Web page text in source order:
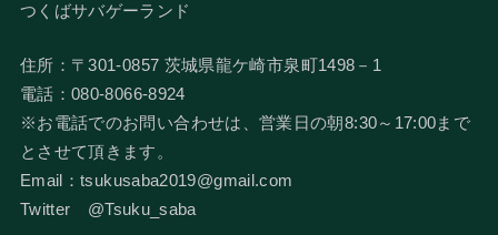
つくばサバゲーランド
住所：〒301-0857 茨城県龍ケ崎市泉町1498－1
電話：080-8066-8924
​※お電話でのお問い合わせは、営業日の朝8:30～17:00まで
とさせて頂きます。
Email：tsukusaba2019@gmail.com
​Twitter @Tsuku_saba